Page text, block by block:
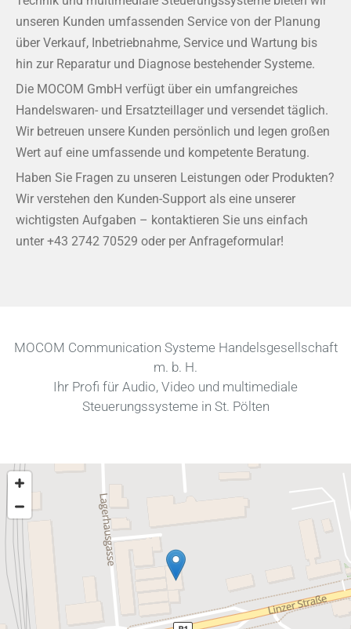
unseren Kunden umfassenden Service von der Planung
über Verkauf, Inbetriebnahme, Service und Wartung bis
hin zur Reparatur und Diagnose bestehender Systeme.
Die MOCOM GmbH verfügt über ein umfangreiches
Handelswaren- und Ersatzteillager und versendet täglich.
Wir betreuen unsere Kunden persönlich und legen großen
Wert auf eine umfassende und kompetente Beratung.
Haben Sie Fragen zu unseren Leistungen oder Produkten?
Wir verstehen den Kunden-Support als eine unserer
wichtigsten Aufgaben – kontaktieren Sie uns einfach
unter +43 2742 70529 oder per Anfrageformular!
MOCOM Communication Systeme Handelsgesellschaft
m. b. H.
Ihr Profi für Audio, Video und multimediale
Steuerungssysteme in St. Pölten